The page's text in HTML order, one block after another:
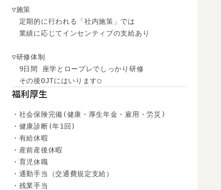
▽施策
定期的に行われる「社内施策」では
業績に応じてインセンティブの支給あり
▽研修体制
9日間 座学とロープレでしっかり研修
その後OJTにはいります○
福利厚生
・社会保険完備(健康・厚生年金・雇用・労災)
・健康診断(年1回)
・有給休暇
・産前産後休暇
・育児休職
・通勤手当（交通費規定支給）
・残業手当